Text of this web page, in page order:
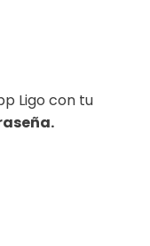
Ligo con tu